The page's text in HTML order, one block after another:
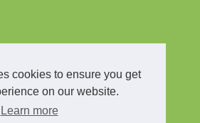
cookies to ensure you get
on our website.
Learn more